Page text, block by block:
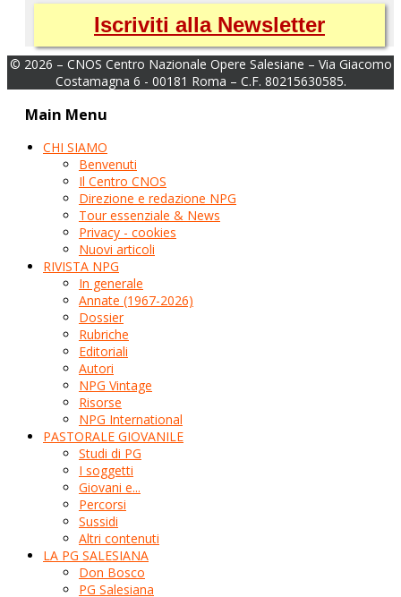
Iscriviti alla Newsletter
© 2026 – CNOS Centro Nazionale Opere Salesiane – Via Giacomo
Costamagna 6 - 00181 Roma – C.F. 80215630585.
Main Menu
CHI SIAMO
Benvenuti
Il Centro CNOS
Direzione e redazione NPG
Tour essenziale & News
Privacy - cookies
Nuovi articoli
RIVISTA NPG
In generale
Annate (1967-2026)
Dossier
Rubriche
Editoriali
Autori
NPG Vintage
Risorse
NPG International
PASTORALE GIOVANILE
Studi di PG
I soggetti
Giovani e...
Percorsi
Sussidi
Altri contenuti
LA PG SALESIANA
Don Bosco
PG Salesiana